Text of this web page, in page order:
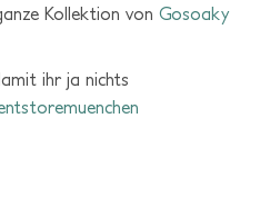
Kollektion von Gosoaky
ihr ja nichts